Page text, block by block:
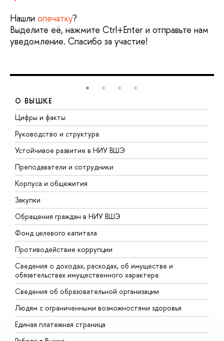
Нашли опечатку?
Выделите её, нажмите Ctrl+Enter и отправьте нам
уведомление. Спасибо за участие!
О ВЫШКЕ
Цифры и факты
Руководство и структура
Устойчивое развитие в НИУ ВШЭ
Преподаватели и сотрудники
Корпуса и общежития
Закупки
Обращения граждан в НИУ ВШЭ
Фонд целевого капитала
Противодействие коррупции
Сведения о доходах, расходах, об имуществе и
обязательствах имущественного характера
Сведения об образовательной организации
Людям с ограниченными возможностями здоровья
Единая платежная страница